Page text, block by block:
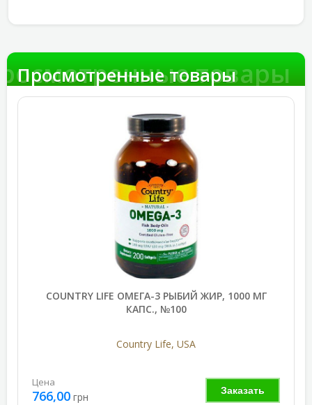
товары
Просмотренные товары
COUNTRY LIFE ОМЕГА-3 РЫБИЙ ЖИР, 1000 МГ
КАПС., №100
Country Life, USA
Заказать
Цена
766,00 грн